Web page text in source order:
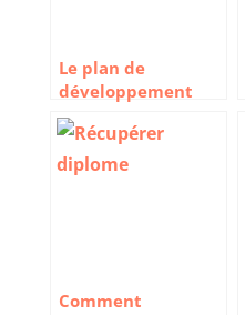
Le plan de
développement
des compétences :
comment ça
marche ?
Comment